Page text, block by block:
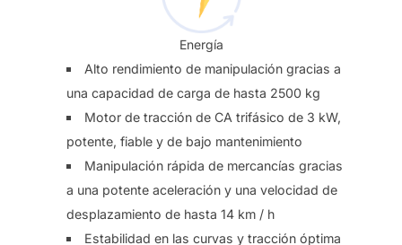
Energía
Alto rendimiento de manipulación gracias a
una capacidad de carga de hasta 2500 kg
Motor de tracción de CA trifásico de 3 kW,
potente, fiable y de bajo mantenimiento
Manipulación rápida de mercancías gracias
a una potente aceleración y una velocidad de
desplazamiento de hasta 14 km / h
Estabilidad en las curvas y tracción óptima